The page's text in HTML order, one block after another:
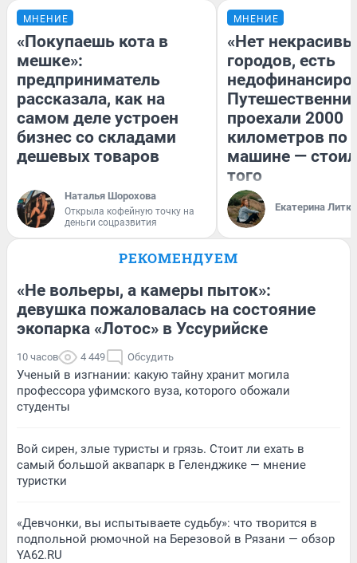
МНЕНИЕ
«Покупаешь кота в
мешке»:
предприниматель
рассказала, как на
самом деле устроен
бизнес со складами
дешевых товаров
Наталья Шорохова
Открыла кофейную точку на
деньги соцразвития
МНЕНИЕ
«Нет
городов, есть
проехали 2000
километров по
машине —
того
Екатерина
РЕКОМЕНДУЕМ
«Не вольеры, а камеры пыток»:
девушка пожаловалась на состояние
экопарка «Лотос» в Уссурийске
10 часов 4 449 Обсудить
Ученый в изгнании: какую тайну хранит могила
профессора уфимского вуза, которого обожали
студенты
Вой сирен, злые туристы и грязь. Стоит ли ехать в
самый большой аквапарк в Геленджике — мнение
туристки
«Девчонки, вы испытываете судьбу»: что творится в
подпольной рюмочной на Березовой в Рязани — обзор
YA62.RU